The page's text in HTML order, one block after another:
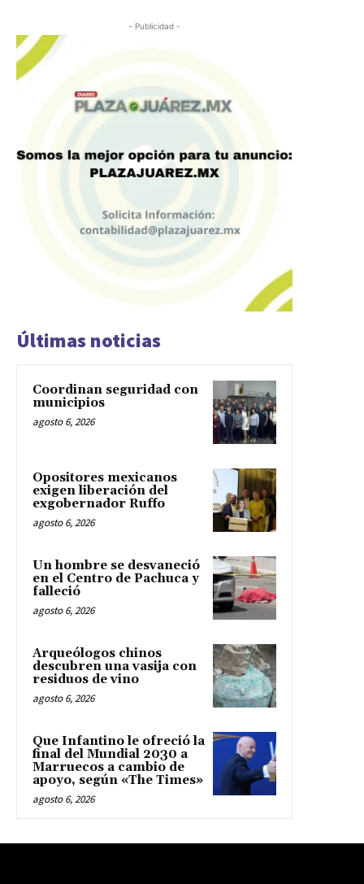
- Publicidad -
Últimas noticias
Coordinan seguridad con
municipios
agosto 6, 2026
Opositores mexicanos
exigen liberación del
exgobernador Ruffo
agosto 6, 2026
Un hombre se desvaneció
en el Centro de Pachuca y
falleció
agosto 6, 2026
Arqueólogos chinos
descubren una vasija con
residuos de vino
agosto 6, 2026
Que Infantino le ofreció la
final del Mundial 2030 a
Marruecos a cambio de
apoyo, según «The Times»
agosto 6, 2026